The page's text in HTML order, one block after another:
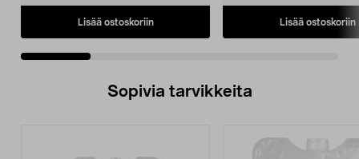
Lisää ostoskoriin Lisää ostoskoriin
Sopivia tarvikkeita